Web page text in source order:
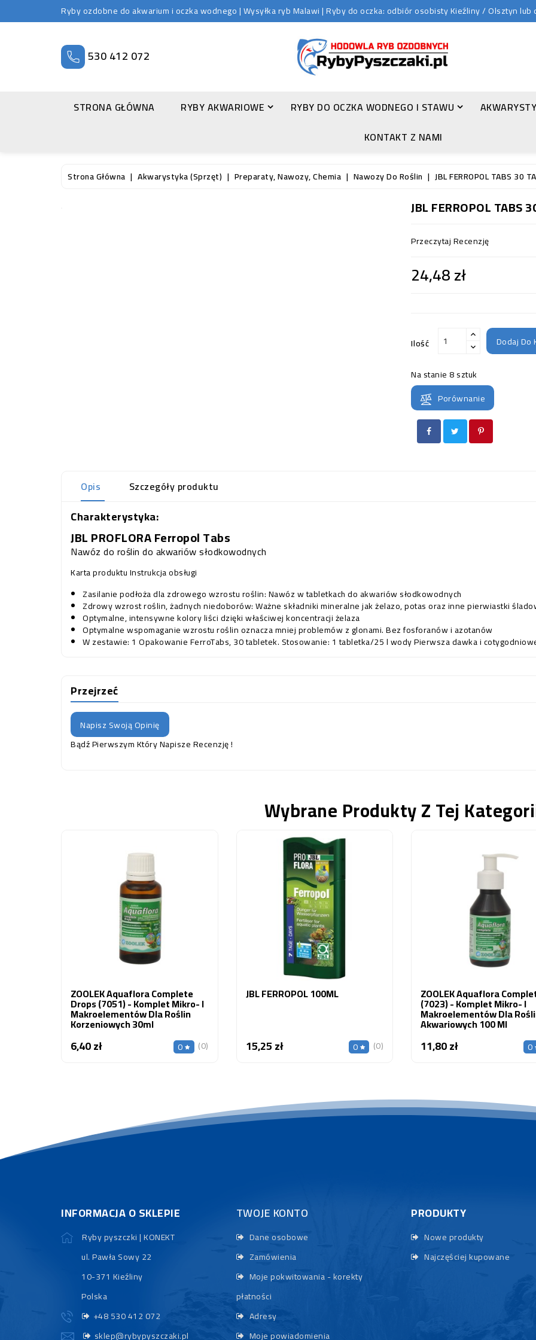
Ryby ozdobne do akwarium i oczka wodnego | Wysyłka ryb Malawi | Ryby do oczka: odbiór osobisty Kieźliny / Olsztyn
530 412 072
STRONA GŁÓWNA RYBY AKWARIOWE RYBY DO OCZKA WODNEGO I STAWU
KONTAKT Z NAMI
Strona Główna Akwarystyka (sprzęt) Preparaty, Nawozy, Chemia Nawozy Do Roślin JBL FERROPOL TABS 30
JBL FERROPOL TABS
Przeczytaj Recenzję
24,48 zł
Ilość Dodaj Do
Na stanie8 sztuk
Porównanie
Opis Szczegóły produktu
Charakterystyka:
JBL PROFLORA Ferropol Tabs
Nawóz do roślin do akwariów słodkowodnych
Karta produktuInstrukcja obsługi
Zasilanie podłoża dla zdrowego wzrostu roślin: Nawóz w tabletkach do akwariów słodkowodnych
Zdrowy wzrost roślin, żadnych niedoborów: Ważne składniki mineralne jak żelazo, potas oraz inne pierwiastki
Optymalne, intensywne kolory liści dzięki właściwej koncentracji żelaza
Optymalne wspomaganie wzrostu roślin oznacza mniej problemów z glonami. Bez fosforanów i azotanów
W zestawie: 1 Opakowanie FerroTabs, 30 tabletek. Stosowanie: 1 tabletka/25 l wody Pierwsza dawka i
Przejrzeć
Napisz Swoją Opinię
Bądź Pierwszym Który Napisze Recenzję !
Wybrane Produkty Z Tej
ZOOLEK Aquaflora Complete
Drops (7051) - Komplet Mikro- I
Makroelementów Dla Roślin
Korzeniowych 30ml
6,40 złCena 0 (0)
JBL FERROPOL 100ML
15,25 złCena 0 (0)
ZOOLEK Aquaflora
(7023) - Komplet Mikro- I
Makroelementów Dla
Akwariowych 100 Ml
11,80 złCena 0
INFORMACJA O SKLEPIE
Ryby pyszczki | KONEKT
ul. Pawła Sowy 22
10-371 Kieźliny
Polska
+48 530 412 072
sklep@rybypyszczaki.pl
TWOJE KONTO
Dane osobowe
Zamówienia
Moje pokwitowania - korekty
płatności
Adresy
Moje powiadomienia
PRODUKTY
Nowe produkty
Najczęściej kupowane